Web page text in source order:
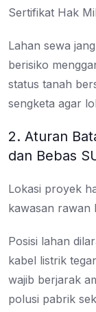
Sertifikat Hak
Lahan sewa
berisiko
status tanah
sengketa agar
2. Aturan
dan Bebas
Lokasi proyek
kawasan rawan
Posisi lahan
kabel listrik
wajib berjarak
polusi pabrik